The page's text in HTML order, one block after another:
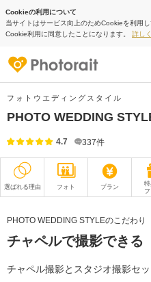
Cookieの利用について
当サイトはサービス向上のためCookieを利用
Cookie利用に同意したことになります。 詳し
フォトウエディングスタイル
PHOTO WEDDING
4.7 337件
選ばれる理由 フォト プラン
特
衣装
オプション
PHOTO WEDDING STYLEのこだわり
チャペルで撮影できる
チャペル撮影とスタジオ撮影セ